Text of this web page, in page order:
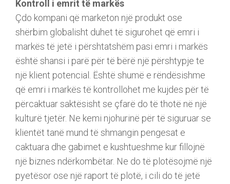
Kontroll i emrit të markës
Çdo kompani që marketon një produkt ose
shërbim globalisht duhet të sigurohet që emri i
markës të jetë i përshtatshëm pasi emri i markës
është shansi i parë për të bërë një përshtypje te
një klient potencial. Është shumë e rëndësishme
që emri i markës të kontrollohet me kujdes për të
përcaktuar saktësisht se çfarë do të thotë në një
kulturë tjetër. Ne kemi njohurinë për të siguruar se
klientët tanë mund të shmangin pengesat e
caktuara dhe gabimet e kushtueshme kur fillojnë
një biznes ndërkombëtar. Ne do të plotësojmë një
pyetësor ose një raport të plotë, i cili do të jetë